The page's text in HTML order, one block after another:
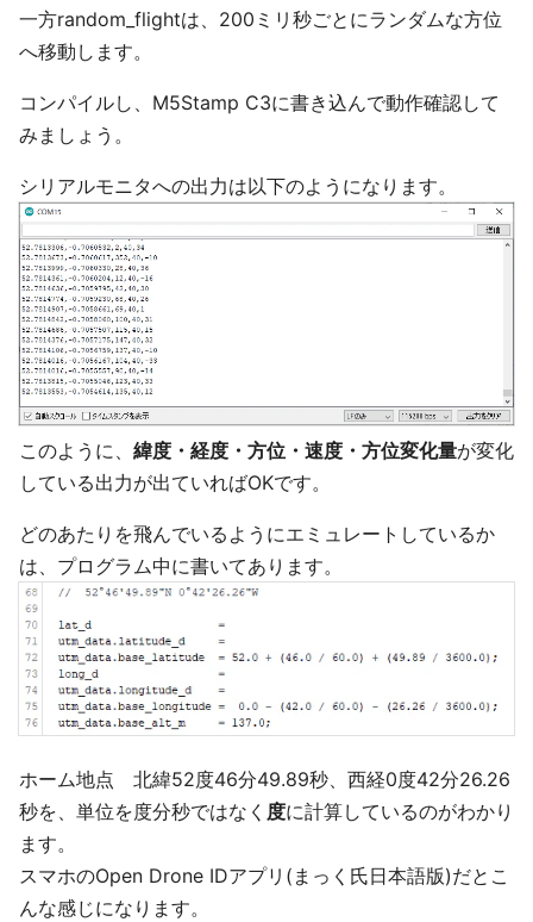
一方random_flightは、200ミリ秒ごとにランダムな方位
へ移動します。
コンパイルし、M5Stamp C3に書き込んで動作確認して
みましょう。
シリアルモニタへの出力は以下のようになります。
このように、 緯度・経度・方位・速度・方位変化量が変化
している出力が出ていればOKです。
どのあたりを飛んでいるようにエミュレートしているか
は、プログラム中に書いてあります。
ホーム地点 北緯52度46分49.89秒、西経0度42分26.26
秒を、単位を度分秒ではなく 度に計算しているのがわかり
ます。
スマホのOpen Drone IDアプリ(まっく氏日本語版)だとこ
んな感じになります。